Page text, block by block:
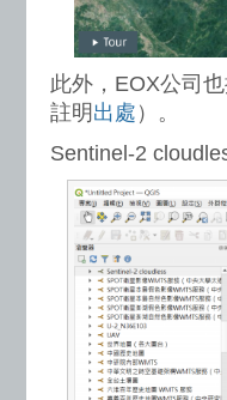
此外，EOX公司
註明 出處 ）。
Sentinel-2